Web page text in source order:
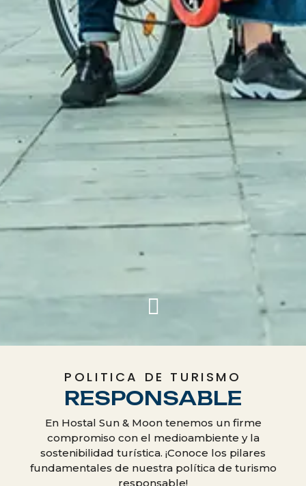
POLITICA DE TURISMO
RESPONSABLE
En Hostal Sun & Moon tenemos un firme
compromiso con el medioambiente y la
sostenibilidad turística. ¡Conoce los pilares
fundamentales de nuestra política de turismo
responsable!